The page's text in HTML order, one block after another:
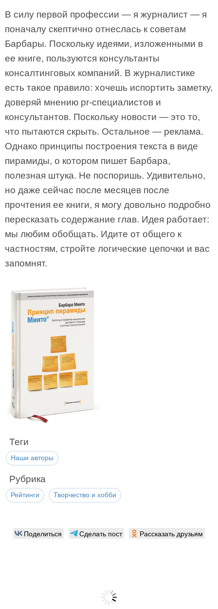
В силу первой профессии — я журналист — я
поначалу скептично отнеслась к советам
Барбары. Поскольку идеями, изложенными в
ее книге, пользуются консультанты
консалтинговых компаний. В журналистике
есть такое правило: хочешь испортить заметку,
доверяй мнению pr-специалистов и
консультантов. Поскольку новости — это то,
что пытаются скрыть. Остальное — реклама.
Однако принципы построения текста в виде
пирамиды, о котором пишет Барбара,
полезная штука. Не поспоришь. Удивительно,
но даже сейчас после месяцев после
прочтения ее книги, я могу довольно подробно
пересказать содержание глав. Идея работает:
мы любим обобщать. Идите от общего к
частностям, стройте логические цепочки и вас
запомнят.
Теги
Наши авторы
Рубрика
Рейтинги Творчество и хобби
Поделиться Сделать пост Рассказать друзьям